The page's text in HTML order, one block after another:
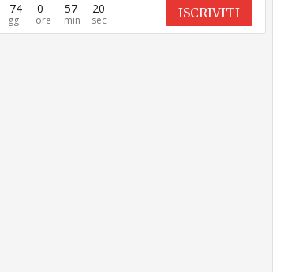
74 0 57 19 ISCRIVITI